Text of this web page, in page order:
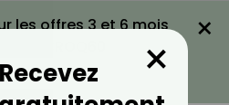
les offres 3 et 6 mois
LA PROMO
×
Recevez
×